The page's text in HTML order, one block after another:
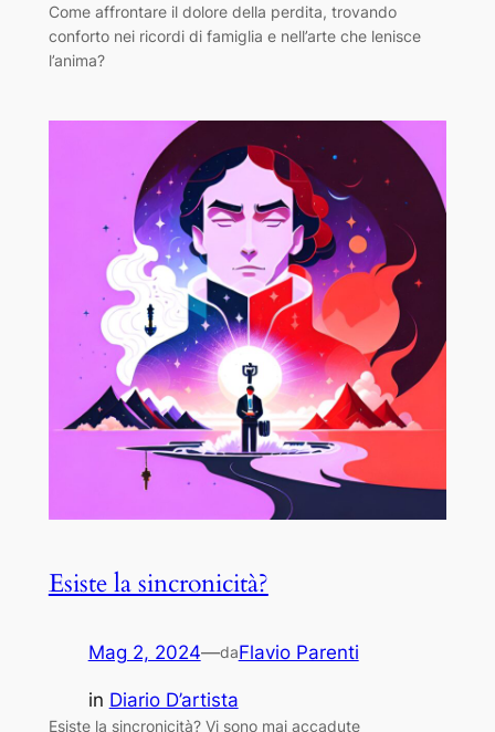
Come affrontare il dolore della perdita, trovando
conforto nei ricordi di famiglia e nell’arte che lenisce
l’anima?
Esiste la sincronicità?
Mag 2, 2024—daFlavio Parenti
in Diario D’artista
Esiste la sincronicità? Vi sono mai accadute